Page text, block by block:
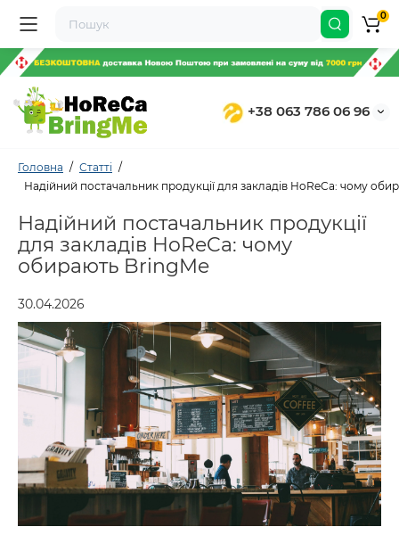
+38 063 786 06 96
0
Головна
Статті
Надійний постачальник продукції для закладів HoReCa: чому
Надійний постачальник продукції
для закладів HoReCa: чому
обирають BringMe
30.04.2026